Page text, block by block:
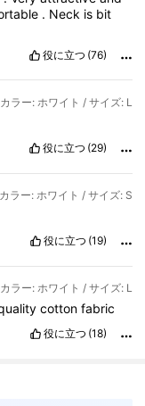
. Neck is bit
役に立つ (76)
カラー: ホワイト / サイズ: L
役に立つ (29)
カラー: ホワイト / サイズ: S
役に立つ (19)
カラー: ホワイト / サイズ: L
cotton fabric
役に立つ (18)